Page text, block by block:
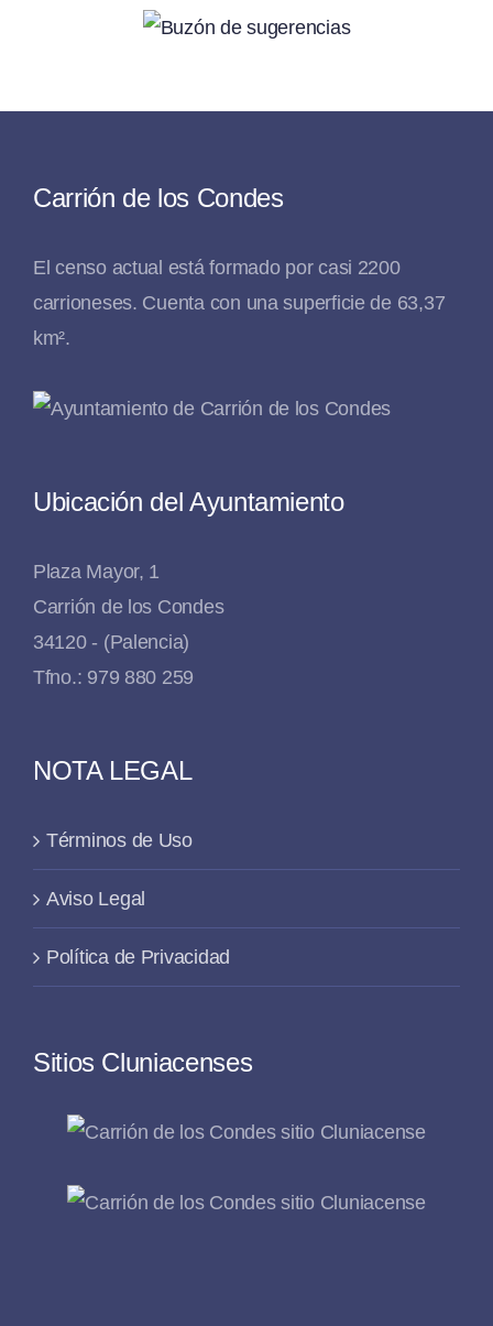
Carrión de los Condes
El censo actual está formado por casi 2200
carrioneses. Cuenta con una superficie de 63,37
km².
Ubicación del Ayuntamiento
Plaza Mayor, 1
Carrión de los Condes
34120 - (Palencia)
Tfno.: 979 880 259
NOTA LEGAL
Términos de Uso
Aviso Legal
Política de Privacidad
Sitios Cluniacenses